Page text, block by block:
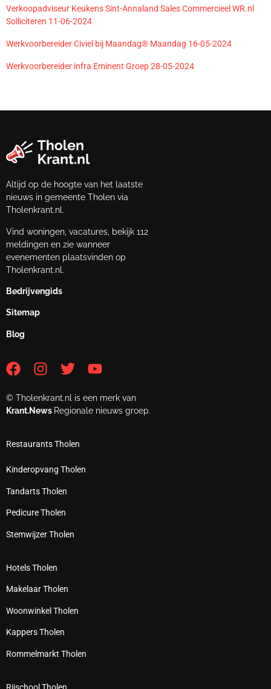
Verkoopadviseur Keukens Sint-Annaland Sales Commercieel WR.nl
Solliciteren 11-06-2024
Werkvoorbereider Civiel bij Maandag® Maandag 16-05-2024
Werkvoorbereider infra Eminent Groep 28-05-2024
Altijd op de hoogte van het laatste
nieuws in gemeente Tholen via
Tholenkrant.nl.
Vind woningen, vacatures, bekijk 112
meldingen en zie wanneer
evenementen plaatsvinden op
Tholenkrant.nl.
Bedrijvengids
Sitemap
Blog
© Tholenkrant.nl is een merk van
Krant.News Regionale nieuws groep.
Restaurants Tholen
Kinderopvang Tholen
Tandarts Tholen
Pedicure Tholen
Stemwijzer Tholen
Hotels Tholen
Makelaar Tholen
Woonwinkel Tholen
Kappers Tholen
Rommelmarkt Tholen